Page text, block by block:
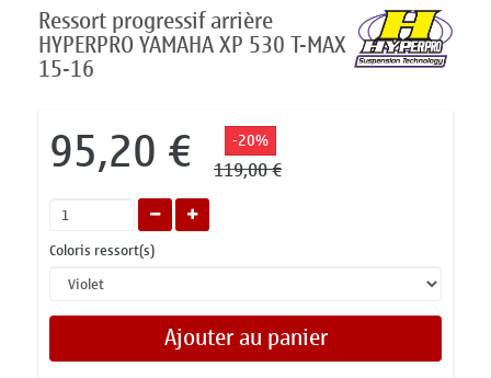
Ressort progressif arrière
HYPERPRO YAMAHA XP 530 T-MAX
15-16
95,20 € -20%
119,00 €
Coloris ressort(s)
Ajouter au panier